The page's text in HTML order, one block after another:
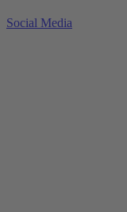
Social Media